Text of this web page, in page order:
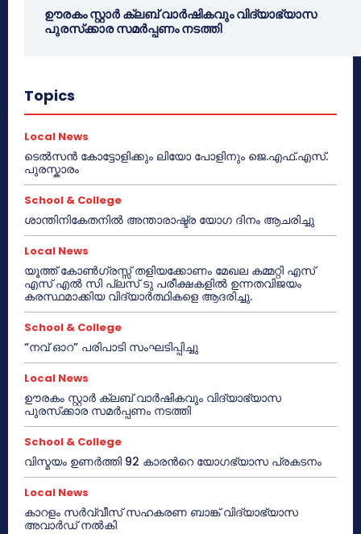
ഊരകം സ്റ്റാർ ക്ലബ് വാർഷികവും വിദ്യാഭ്യാസ
പുരസ്‌ക്കാര സമർപ്പണം നടത്തി
Topics
Local News
ടെൽസൻ കോട്ടോളിക്കും ലിയോ പോളിനും ജെ.എഫ്.എസ്.
പുരസ്കാരം
School & College
ശാന്തിനികേതനിൽ അന്താരാഷ്ട്ര യോഗ ദിനം ആചരിച്ചു
Local News
യൂത്ത് കോൺഗ്രസ്സ് തളിയക്കോണം മേഖല കമ്മറ്റി എസ്
എസ് എൽ സി പ്ലസ് ടു പരീക്ഷകളിൽ ഉന്നതവിജയം
കരസ്ഥമാക്കിയ വിദ്യാർത്ഥികളെ ആദരിച്ചു.
School & College
“നവ് ഓറ” പരിപാടി സംഘടിപ്പിച്ചു
Local News
ഊരകം സ്റ്റാർ ക്ലബ് വാർഷികവും വിദ്യാഭ്യാസ
പുരസ്‌ക്കാര സമർപ്പണം നടത്തി
School & College
വിസ്മയം ഉണർത്തി 92 കാരൻറെ യോഗഭ്യാസ പ്രകടനം
Local News
കാറളം സർവ്വീസ് സഹകരണ ബാങ്ക് വിദ്യാഭ്യാസ
അവാർഡ് നൽകി